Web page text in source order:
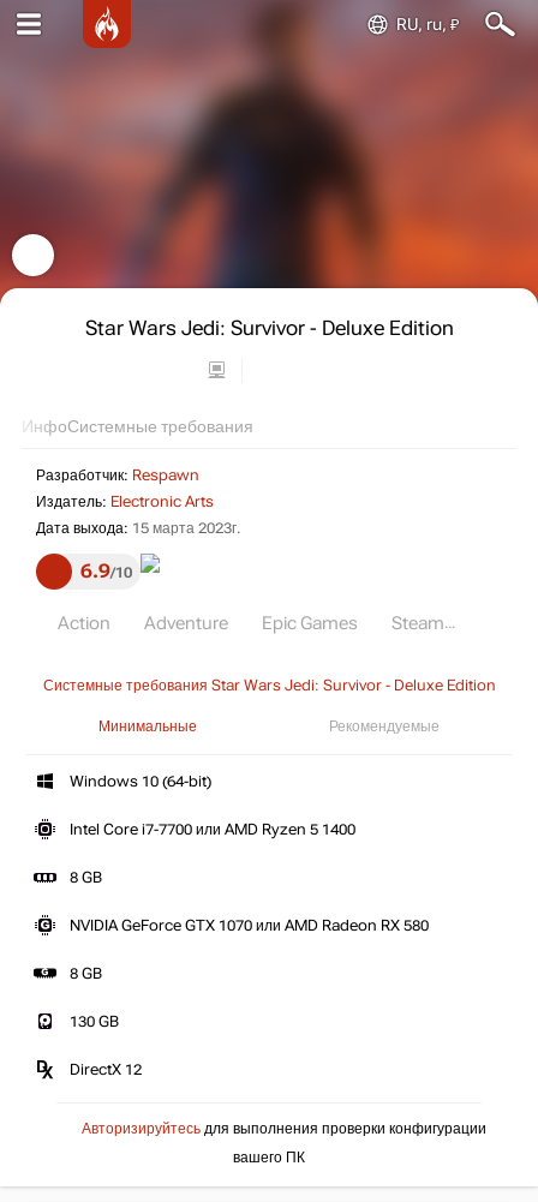
RU, ru, ₽
Star Wars Jedi: Survivor - Deluxe Edition
ИнфоСистемные требования
Разработчик: Respawn
Издатель: Electronic Arts
Дата выхода: 15 марта 2023г.
6.9 10
Action Adventure Epic Games Steam
Системные требования Star Wars Jedi: Survivor - Deluxe Edition
Минимальные Рекомендуемые
Windows 10 (64-bit)
Intel Core i7-7700 или AMD Ryzen 5 1400
8 GB
NVIDIA GeForce GTX 1070 или AMD Radeon RX 580
8 GB
130 GB
DirectX 12
Авторизируйтесь для выполнения проверки конфигурации
вашего ПК